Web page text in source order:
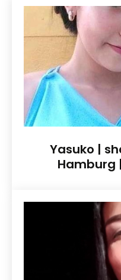
Yasuko |
Hamburg